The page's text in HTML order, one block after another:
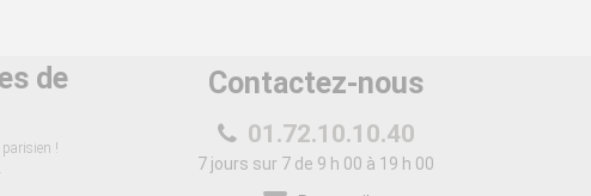
de
!
Contactez-nous
01.72.10.10.40
7 jours sur 7 de 9 h 00 à 19 h 00